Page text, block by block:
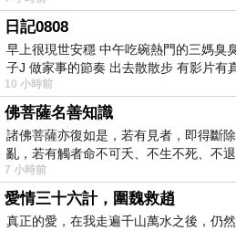
化，反而因生活壓力而重
於「台中整骨推薦」的需求
性疲勞、姿勢不良轉向這
的技術。台中作為文化重鎮
力於將古老智慧與現代解剖
台中地區民眾樂於透過這
常身體保養中。
經絡理論與整復文化
整復學派（chiropractic）
日記0808
早上很現世安穩 中午吃碗熱門的三媽臭
子J 做家事的節奏 出去散散步 有影片有
10 小時前
佛菩薩名善知識
諸佛菩薩亦復如是，若有見者，即得斷
亂，若有觸者命不可夭、不生不死、不
受
7 小時前
愛情三十六計，圍魏救趙
真正的愛，在我走遍千山萬水之後，仍